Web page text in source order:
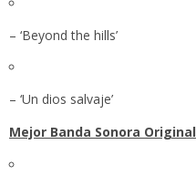
– ‘Beyond the hills’
– ‘Un dios salvaje’
Mejor Banda Sonora Original